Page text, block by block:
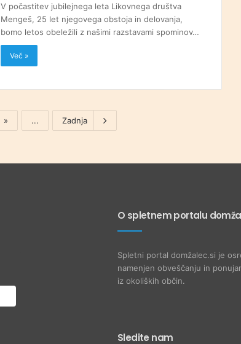
V počastitev jubilejnega leta Likovnega društva
Mengeš, 25 let njegovega obstoja in delovanja,
bomo letos obeležili z našimi razstavami spominov…
Več »
» ... Zadnja
O spletnem portalu
Spletni portal domžalec.si je
namenjen obveščanju in
iz okoliških občin.
Sledite nam